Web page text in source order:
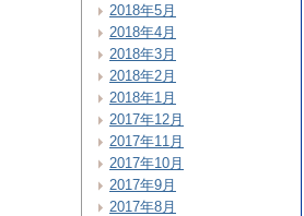
2018年5月
2018年4月
2018年3月
2018年2月
2018年1月
2017年12月
2017年11月
2017年10月
2017年9月
2017年8月